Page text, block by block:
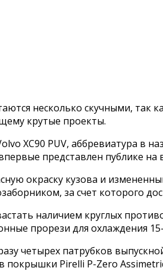
несколько скучными, так
крутые проекты.
XC90 PUV, аббревиатура
представлен публике на
окраску кузова и
за счет которого
наличием круглых
прорези для охлаждения
четырех патрубков
покрышки Pirelli P-Zero